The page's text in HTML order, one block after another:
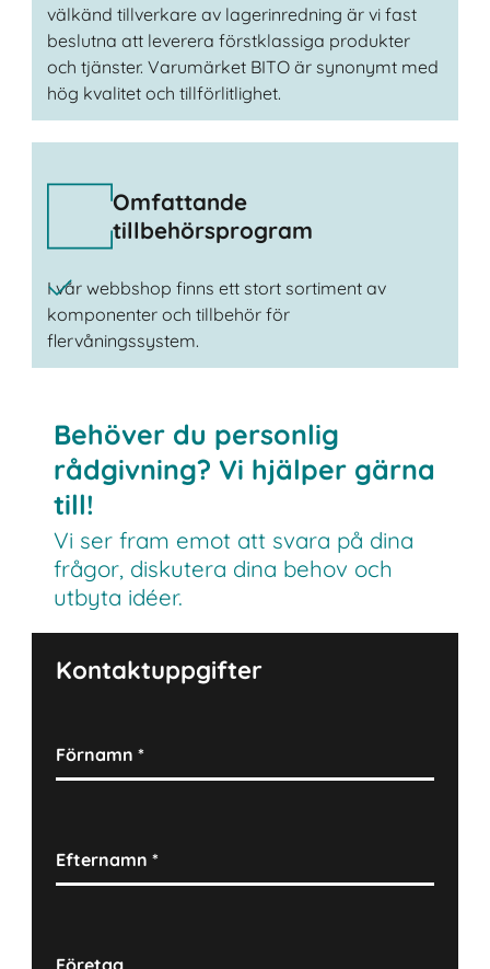
välkänd tillverkare av lagerinredning är vi fast
beslutna att leverera förstklassiga produkter
och tjänster. Varumärket BITO är synonymt med
hög kvalitet och tillförlitlighet.
Omfattande
tillbehörsprogram
I vår webbshop finns ett stort sortiment av
komponenter och tillbehör för
flervåningssystem.
Behöver du personlig
rådgivning? Vi hjälper gärna
till!
Vi ser fram emot att svara på dina
frågor, diskutera dina behov och
utbyta idéer.
Kontaktuppgifter
Förnamn*
Efternamn*